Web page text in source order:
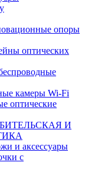
опоры
оптических
камеры Wi-Fi
оптические
И
и аксессуары
с